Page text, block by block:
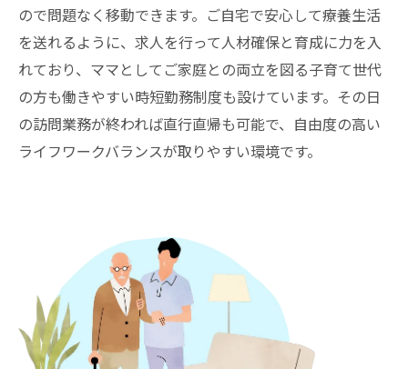
ので問題なく移動できます。ご自宅で安心して療養生活
を送れるように、求人を行って人材確保と育成に力を入
れており、ママとしてご家庭との両立を図る子育て世代
の方も働きやすい時短勤務制度も設けています。その日
の訪問業務が終われば直行直帰も可能で、自由度の高い
ライフワークバランスが取りやすい環境です。